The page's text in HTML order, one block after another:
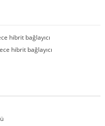
hibrit bağlayıcı
hibrit bağlayıcı